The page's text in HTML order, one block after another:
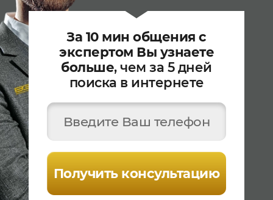
За 10 мин общения с
экспертом Вы узнаете
больше, чем за 5 дней
поиска в интернете
Введите Ваш телефон
Получить консультацию